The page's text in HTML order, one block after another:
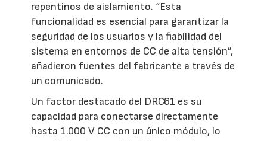
repentinos de aislamiento. “Esta
funcionalidad es esencial para garantizar la
seguridad de los usuarios y la fiabilidad del
sistema en entornos de CC de alta tensión”,
añadieron fuentes del fabricante a través de
un comunicado.
Un factor destacado del DRC61 es su
capacidad para conectarse directamente
hasta 1.000 V CC con un único módulo, lo